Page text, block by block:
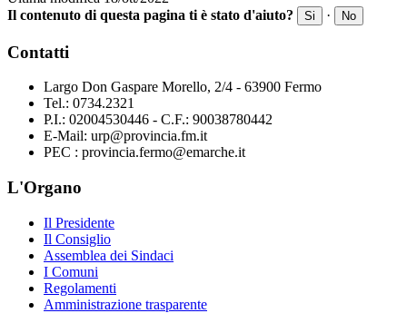
Il contenuto di questa pagina ti è stato d'aiuto?
Si · No
Contatti
Largo Don Gaspare Morello, 2/4 - 63900 Fermo
Tel.: 0734.2321
P.I.: 02004530446 - C.F.: 90038780442
E-Mail: urp@provincia.fm.it
PEC : provincia.fermo@emarche.it
L'Organo
Il Presidente
Il Consiglio
Assemblea dei Sindaci
I Comuni
Regolamenti
Amministrazione trasparente